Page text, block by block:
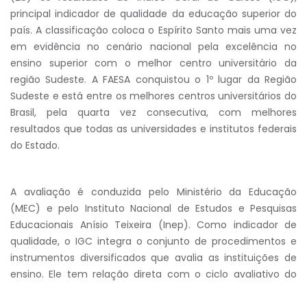
principal indicador de qualidade da educação superior do
país. A classificação coloca o Espírito Santo mais uma vez
em evidência no cenário nacional pela excelência no
ensino superior com o melhor centro universitário da
região Sudeste. A FAESA conquistou o 1º lugar da Região
Sudeste e está entre os melhores centros universitários do
Brasil, pela quarta vez consecutiva, com melhores
resultados que todas as universidades e institutos federais
do Estado.
A avaliação é conduzida pelo Ministério da Educação
(MEC) e pelo Instituto Nacional de Estudos e Pesquisas
Educacionais Anísio Teixeira (Inep). Como indicador de
qualidade, o IGC integra o conjunto de procedimentos e
instrumentos diversificados que avalia as instituições de
ensino. Ele tem relação direta com o ciclo avaliativo do